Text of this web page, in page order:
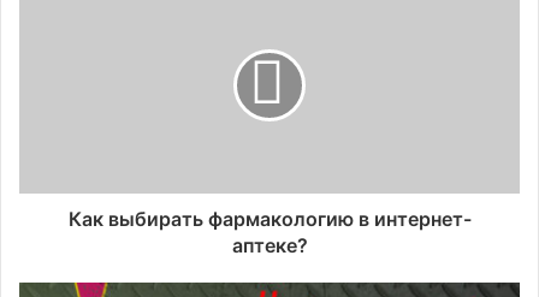
Как выбирать фармакологию в интернет-
аптеке?